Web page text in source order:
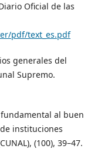
Oficial de las
pdf/text_es.pdf
generales del
Supremo.
fundamental al buen
instituciones
(100), 39–47.